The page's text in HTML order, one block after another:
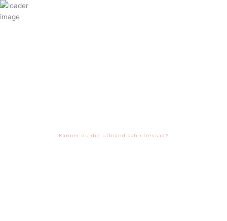
Hoppa
till
Känner du dig utbränd och stressad?